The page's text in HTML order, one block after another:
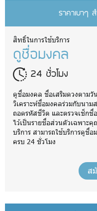
ราคาเบาๆ
สิทธิ์ในการใช้บริการ
ดูชื่อมงคล
24 ชั่วโมง
ดูชื่อมงคล ชื่อเสริมดวงตามวั
วิเคราะห์ชื่อมงคลร่วมกับนา
ถอดรหัสชีวิต และตรวจเช็ก
ไว้เป็นรายชื่อส่วนตัวเฉพาะคุ
บริการ สามารถใช้บริการดูชื่
ครบ 24 ชั่วโมง
ส